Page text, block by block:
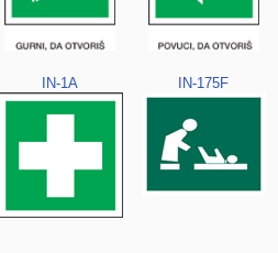
IN-1A IN-175F